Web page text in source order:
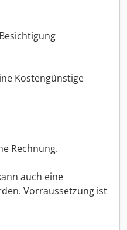
Kostengünstige
Rechnung.
auch eine
Vorraussetzung ist